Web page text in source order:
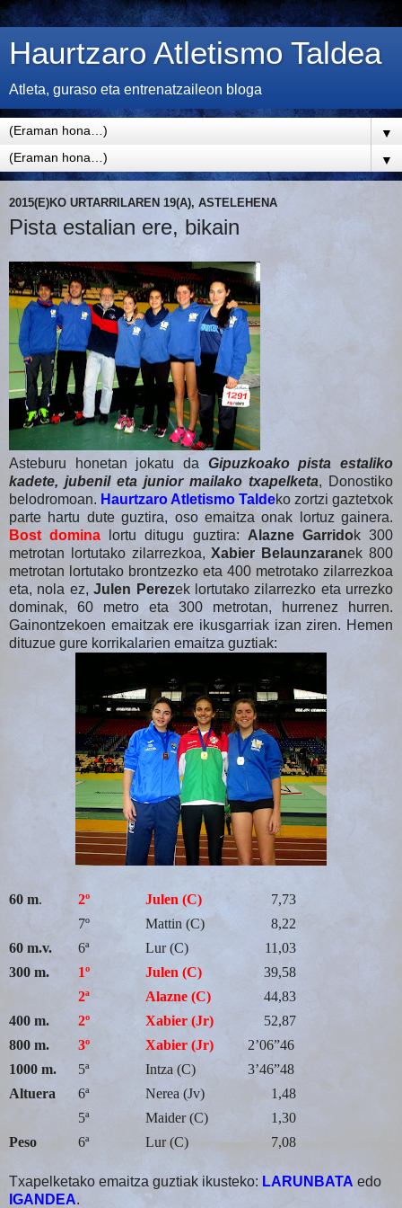
Haurtzaro Atletismo Taldea
Atleta, guraso eta entrenatzaileon bloga
▼
▼
2015(E)KO URTARRILAREN 19(A), ASTELEHENA
Pista estalian ere, bikain
Asteburu honetan jokatu da Gipuzkoako pista estaliko
kadete, jubenil eta junior mailako txapelketa, Donostiko
belodromoan. Haurtzaro Atletismo Taldeko zortzi gaztetxok
parte hartu dute guztira, oso emaitza onak lortuz gainera.
Bost domina lortu ditugu guztira: Alazne Garridok 300
metrotan lortutako zilarrezkoa,Xabier Belaunzaranek 800
metrotan lortutako brontzezko eta 400 metrotako zilarrezkoa
eta, nola ez,Julen Perezek lortutako zilarrezko eta urrezko
dominak, 60 metro eta 300 metrotan, hurrenez hurren.
Gainontzekoen emaitzak ere ikusgarriak izan ziren. Hemen
dituzue gure korrikalarien emaitza guztiak:
60 m. 2º Julen (C)
7,73
7º
Mattin (C)
8,22
60 m.v.
6ª Lur (C)
11,03
300 m.
1º Julen (C)
39,58
2ª
Alazne (C)
44,83
400 m.
2º Xabier (Jr)
52,87
800 m.
3º Xabier (Jr)
2’06”46
1000 m.
5ª Intza (C)
3’46”48
Altuera
6ª Nerea (Jv)
1,48
5ª
Maider (C)
1,30
Peso
6ª Lur (C) 7,08
Txapelketako emaitza guztiak ikusteko: LARUNBATA edo
IGANDEA.